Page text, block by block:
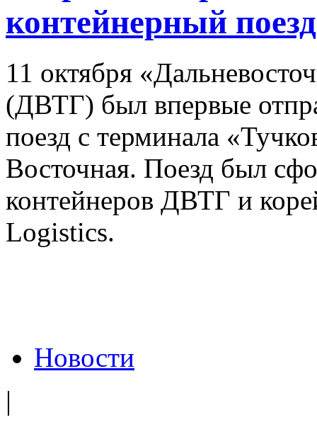
контейнерный
11 октября
(ДВТГ) был впервые
поезд с терминала
Восточная. Поезд был
контейнеров ДВТГ и
Logistics.
Новости
|